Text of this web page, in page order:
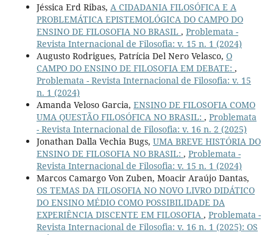
Jéssica Erd Ribas, A CIDADANIA FILOSÓFICA E A
PROBLEMÁTICA EPISTEMOLÓGICA DO CAMPO DO
ENSINO DE FILOSOFIA NO BRASIL , Problemata -
Revista Internacional de Filosofia: v. 15 n. 1 (2024)
Augusto Rodrigues, Patrícia Del Nero Velasco, O
CAMPO DO ENSINO DE FILOSOFIA EM DEBATE: ,
Problemata - Revista Internacional de Filosofia: v. 15
n. 1 (2024)
Amanda Veloso Garcia, ENSINO DE FILOSOFIA COMO
UMA QUESTÃO FILOSÓFICA NO BRASIL: , Problemata
- Revista Internacional de Filosofia: v. 16 n. 2 (2025)
Jonathan Dalla Vechia Bugs, UMA BREVE HISTÓRIA DO
ENSINO DE FILOSOFIA NO BRASIL: , Problemata -
Revista Internacional de Filosofia: v. 15 n. 1 (2024)
Marcos Camargo Von Zuben, Moacir Araújo Dantas,
OS TEMAS DA FILOSOFIA NO NOVO LIVRO DIDÁTICO
DO ENSINO MÉDIO COMO POSSIBILIDADE DA
EXPERIÊNCIA DISCENTE EM FILOSOFIA , Problemata -
Revista Internacional de Filosofia: v. 16 n. 1 (2025): OS